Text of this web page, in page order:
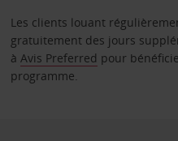
Les clients louant
gratuitement des jours
à Avis Preferred pour
programme.